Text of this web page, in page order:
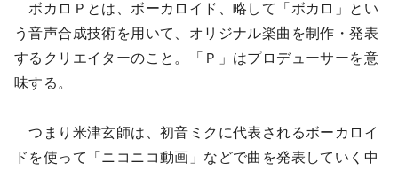
ボカロＰとは、ボーカロイド、略して「ボカロ」とい
う音声合成技術を用いて、オリジナル楽曲を制作・発表
するクリエイターのこと。「Ｐ」はプロデューサーを意
味する。
つまり米津玄師は、初音ミクに代表されるボーカロイ
ドを使って「ニコニコ動画」などで曲を発表していく中